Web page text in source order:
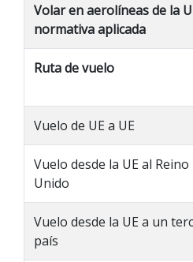
Volar en aerolíneas de la
normativa aplicada
Ruta de vuelo
Vuelo de UE a UE
Vuelo desde la UE al Reino
Unido
Vuelo desde la UE a un
país